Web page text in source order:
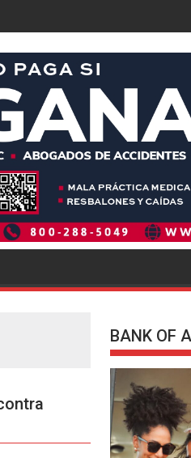
Estados Unidos: así están las
Trump golpea de forma
BANK OF